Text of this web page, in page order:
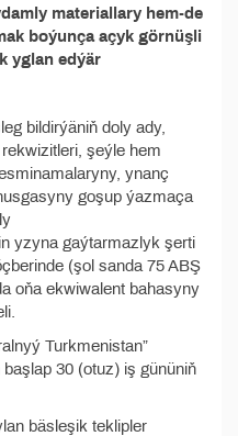
materiallary hem-de
boýunça açyk görnüşli
yglan edýär
bildirýäniň doly ady,
şeýle hem
ynanç
goşup ýazmaça
yzyna gaýtarmazlyk şerti
(şol sanda 75 ABŞ
oňa ekwiwalent bahasyny
Turkmenistan”
30 (otuz) iş gününiň
bäsleşik teklipler